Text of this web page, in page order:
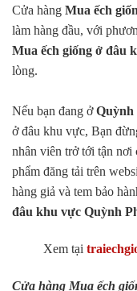
Cửa hàng Mua ếch
làm hàng đầu, với
Mua ếch giống ở đâu
lòng.
Nếu bạn đang ởQuỳnh
ở đâu khu vực, Bạn
nhân viên trở tới tận nơi
phẩm đăng tải trên
hàng giả và tem bảo
đâu khu vực Quỳnh
Xem tại
Cửa hàng Mua ếch